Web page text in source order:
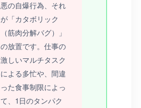
悪の自爆行為、それ
が「カタボリック
（筋肉分解バグ）」
の放置です。仕事の
激しいマルチタスク
による多忙や、間違
った食事制限によっ
て、1日のタンパク